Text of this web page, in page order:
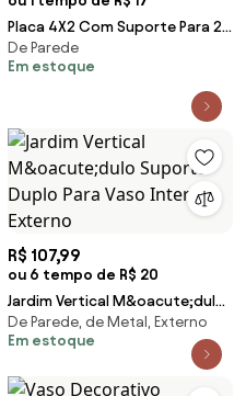
Placa 4X2 Com Suporte Para 2
Modulos Distanciados Preto
Ebano
De Parede
Em estoque
R$ 107,99
ou 6 tempo de R$ 20
Jardim Vertical M&oacute;dulo
Suporte Duplo Para Vaso
Interno Externo
De Parede, de Metal, Externo
Em estoque